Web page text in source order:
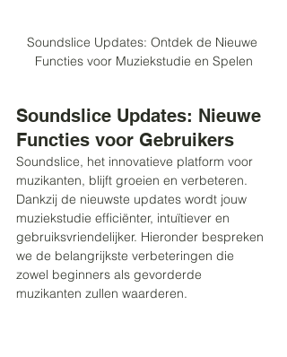
Soundslice Updates: Ontdek de Nieuwe
Functies voor Muziekstudie en Spelen
Soundslice Updates: Nieuwe
Functies voor Gebruikers
Soundslice, het innovatieve platform voor
muzikanten, blijft groeien en verbeteren.
Dankzij de nieuwste updates wordt jouw
muziekstudie efficiënter, intuïtiever en
gebruiksvriendelijker. Hieronder bespreken
we de belangrijkste verbeteringen die
zowel beginners als gevorderde
muzikanten zullen waarderen.